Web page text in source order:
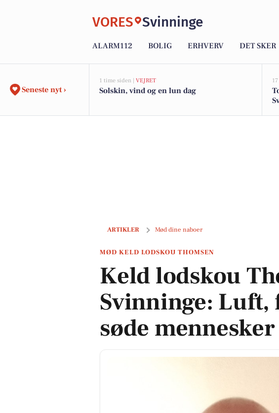
VORES Svinninge
ALARM112 BOLIG ERHVERV DET SKER
Seneste nyt ›
1 time siden | VEJRET
Solskin, vind og en lun dag
ARTIKLER Mød dine naboer
Keld lodskou Thomsen om Svinninge: Luft, frihed og
MØD KELD LODSKOU THOMSEN
Keld lodskou
Svinninge: Luft,
søde mennesker